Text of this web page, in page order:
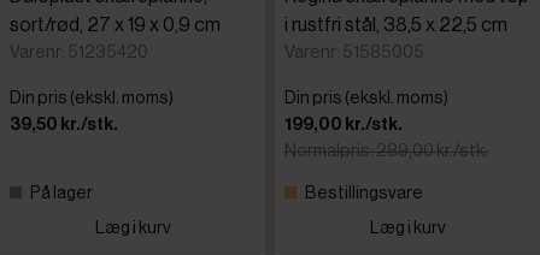
sort/rød, 27 x 19 x 0,9 cm
Varenr: 51235420
Din pris (ekskl. moms)
39,50 kr./stk.
På lager
Læg i kurv
i rustfri stål, 38,5 x 22,5 cm
Varenr: 51585005
Din pris (ekskl. moms)
199,00 kr./stk.
Normalpris: 289,00 kr./stk.
Bestillingsvare
Læg i kurv